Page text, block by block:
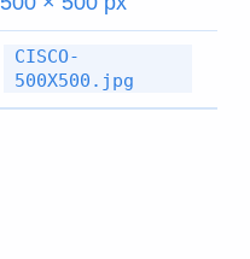
CISCO-
500X500.jpg